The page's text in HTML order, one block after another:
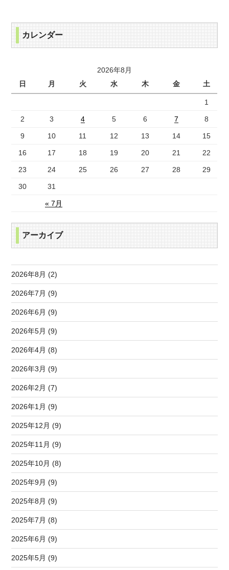
カレンダー
2026年8月
日
月 火 水 木 金 土
« 7月
1
2 3 4 5 6 7 8
9 10 11 12 13 14 15
16 17 18 19 20 21 22
23 24 25 26 27 28 29
30 31
アーカイブ
2026年8月 (2)
2026年7月 (9)
2026年6月 (9)
2026年5月 (9)
2026年4月 (8)
2026年3月 (9)
2026年2月 (7)
2026年1月 (9)
2025年12月 (9)
2025年11月 (9)
2025年10月 (8)
2025年9月 (9)
2025年8月 (9)
2025年7月 (8)
2025年6月 (9)
2025年5月 (9)